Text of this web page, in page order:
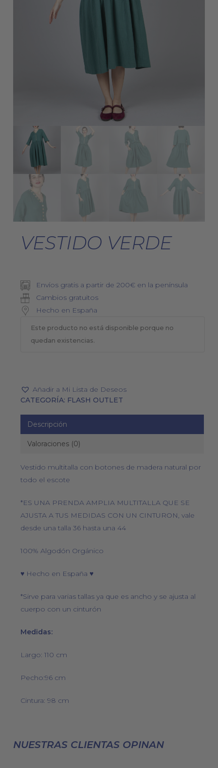
VESTIDO VERDE
Envíos gratis a partir de 200€ en la península
Cambios gratuitos
Hecho en España
Este producto no está disponible porque no
quedan existencias.
Añadir a Mi Lista de Deseos
CATEGORÍA: FLASH OUTLET
Descripción
Valoraciones (0)
Vestido multitalla con botones de madera natural por
todo el escote
*ES UNA PRENDA AMPLIA MULTITALLA QUE SE
AJUSTA A TUS MEDIDAS CON UN CINTURON, vale
desde una talla 36 hasta una 44
100% Algodón Orgánico
♥ Hecho en España ♥
*Sirve para varias tallas ya que es ancho y se ajusta al
cuerpo con un cinturón
Medidas:
Largo: 110 cm
Pecho:96 cm
Cintura: 98 cm
NUESTRAS CLIENTAS OPINAN